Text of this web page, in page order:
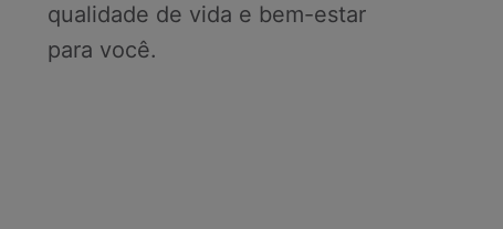
qualidade de vida e bem-estar
para você.